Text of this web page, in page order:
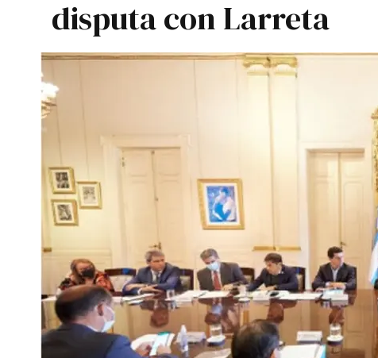
disputa con Larreta